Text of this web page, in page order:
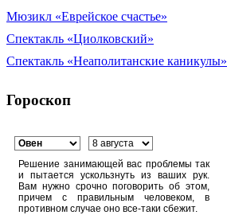
Мюзикл «Еврейское счастье»
Спектакль «Циолковский»
Спектакль «Неаполитанские каникулы»
Гороскоп
Решение занимающей вас проблемы так
и пытается ускользнуть из ваших рук.
Вам нужно срочно поговорить об этом,
причем с правильным человеком, в
противном случае оно все-таки сбежит.